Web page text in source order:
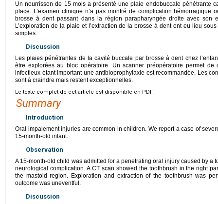
Un nourrisson de 15 mois a présenté une plaie endobuccale pénétrante
place. L’examen clinique n’a pas montré de complication hémorragique
brosse à dent passant dans la région parapharyngée droite avec son
L’exploration de la plaie et l’extraction de la brosse à dent ont eu lieu
simples.
Discussion
Les plaies pénétrantes de la cavité buccale par brosse à dent chez
être explorées au bloc opératoire. Un scanner préopératoire permet
infectieux étant important une antibioprophylaxie est recommandée. Les
sont à craindre mais restent exceptionnelles.
Le texte complet de cet article est disponible en PDF.
Summary
Introduction
Oral impalement injuries are common in children. We report a case of
15-month-old infant.
Observation
A 15-month-old child was admitted for a penetrating oral injury caused by a
neurological complication. A CT scan showed the toothbrush in the right
the mastoid region. Exploration and extraction of the toothbrush was
outcome was uneventful.
Discussion